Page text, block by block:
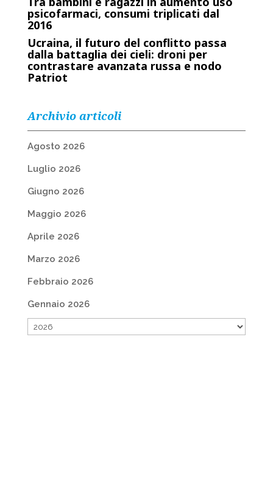
psicofarmaci, consumi triplicati dal
2016
Ucraina, il futuro del conflitto passa
dalla battaglia dei cieli: droni per
contrastare avanzata russa e nodo
Patriot
Archivio articoli
Agosto 2026
Luglio 2026
Giugno 2026
Maggio 2026
Aprile 2026
Marzo 2026
Febbraio 2026
Gennaio 2026